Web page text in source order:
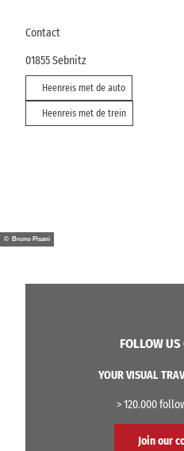
Contact
01855Sebnitz
Heenreis met de auto
Heenreis met de trein
© Bruno Pisani
FOLLOW
YOUR VISUAL
> 120.000
Join our